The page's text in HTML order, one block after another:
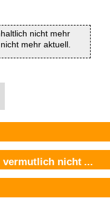
nicht mehr
mehr aktuell.
vermutlich nicht ...